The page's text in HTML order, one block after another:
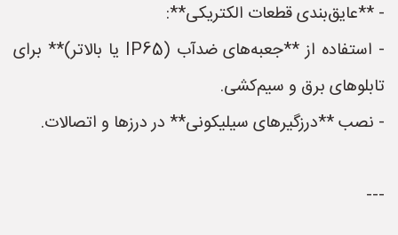
- **عایق‌بندی قطعات الکتریکی**:
- استفاده از **جعبه‌های ضدآب (IP65 یا بالاتر)** برای
تابلوهای برق و سیم‌کشی.
- نصب **درزگیرهای سیلیکونی** در درزها و اتصالات.
---